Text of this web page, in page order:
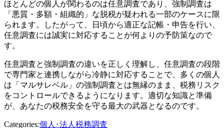
ほとんどの個人が関わるのは任意調査であり、強制調査は
「悪質・多額・組織的」な脱税が疑われる一部のケースに限
られます。したがって、日頃から適正な記帳・申告を行い、
任意調査には誠実に対応することが何よりの予防策なので
す。
任意調査と強制調査の違いを正しく理解し、任意調査の段階
で専門家と連携しながら冷静に対応することで、多くの個人
は「マルサレベル」の強制調査とは無縁のまま、税務リスク
をコントロールできるようになります。適切な知識と準備
が、あなたの税務安全を守る最大の武器となるのです。
Categories:個人･法人税務調査